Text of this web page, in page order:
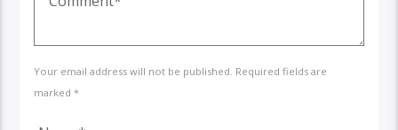
Your email address will not be published. Required fields are
marked *